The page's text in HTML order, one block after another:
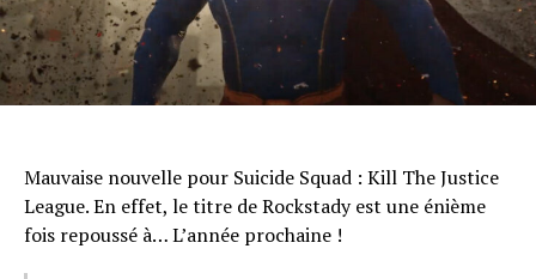
Mauvaise nouvelle pour Suicide Squad : Kill The Justice
League. En effet, le titre de Rockstady est une énième
fois repoussé à… L’année prochaine !